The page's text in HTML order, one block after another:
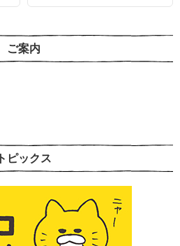
ご案内
トピックス